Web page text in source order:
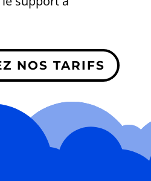
NOS TARIFS